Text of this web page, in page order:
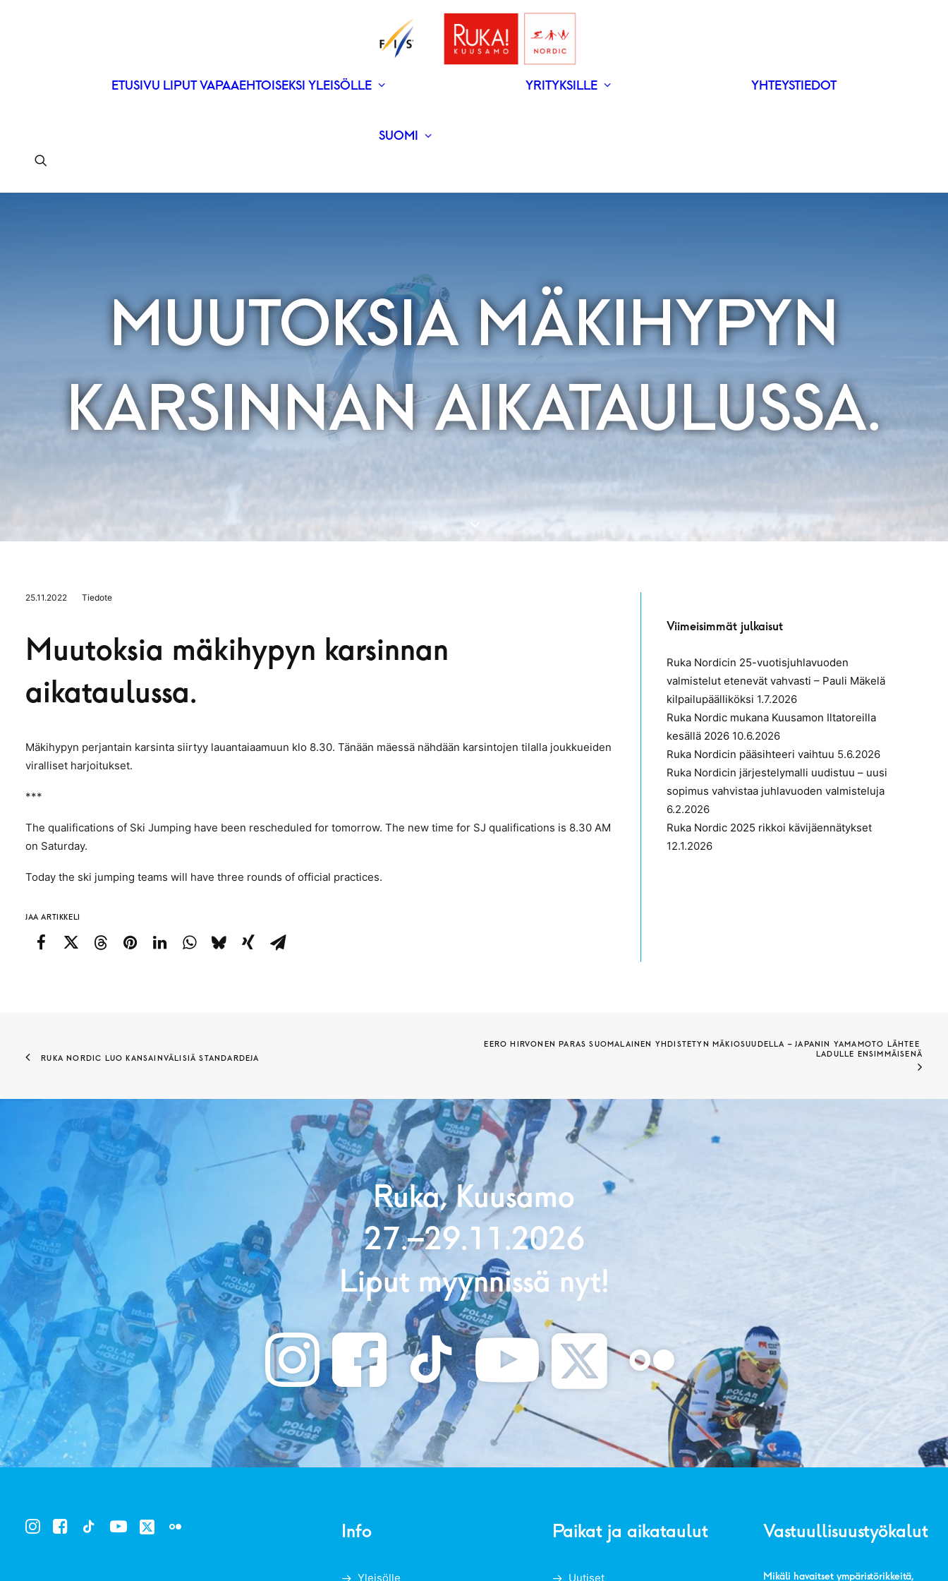
ETUSIVU LIPUT VAPAAEHTOISEKSI YLEISÖLLE YRITYKSILLE YHTEYSTIEDOT
SUOMI
MUUTOKSIA MÄKIHYPYN
KARSINNAN AIKATAULUSSA.
25.11.2022 Tiedote
Muutoksia mäkihypyn karsinnan
aikataulussa.
Mäkihypyn perjantain karsinta siirtyy lauantaiaamuun klo 8.30. Tänään mäessä nähdään karsintojen tilalla joukkueiden
viralliset harjoitukset.
***
The qualifications of Ski Jumping have been rescheduled for tomorrow. The new time for SJ qualifications is 8.30 AM
on Saturday.
Today the ski jumping teams will have three rounds of official practices.
JAA ARTIKKELI
Viimeisimmät julkaisut
Ruka Nordicin 25-vuotisjuhlavuoden
valmistelut etenevät vahvasti – Pauli Mäkelä
kilpailupäälliköksi 1.7.2026
Ruka Nordic mukana Kuusamon Iltatoreilla
kesällä 2026 10.6.2026
Ruka Nordicin pääsihteeri vaihtuu 5.6.2026
Ruka Nordicin järjestelymalli uudistuu – uusi
sopimus vahvistaa juhlavuoden valmisteluja
6.2.2026
Ruka Nordic 2025 rikkoi kävijäennätykset
12.1.2026
RUKA NORDIC LUO KANSAINVÄLISIÄ STANDARDEJA
EERO HIRVONEN PARAS SUOMALAINEN YHDISTETYN MÄKIOSUUDELLA – JAPANIN YAMAMOTO LÄHTEE
LADULLE ENSIMMÄISENÄ
Ruka, Kuusamo
27.–29.11.2026
Liput myynnissä nyt!
Info
Yleisölle
Paikat ja aikataulut
Uutiset
Vastuullisuustyökalut
Mikäli havaitset ympäristörikkeitä,